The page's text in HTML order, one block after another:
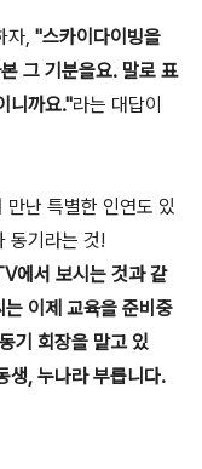
자, "스카이다이빙을
그 기분을요. 말로 표
니까요."라는 대답이
만난 특별한 인연도 있
동기라는 것!
에서 보시는 것과 같
이제 교육을 준비중
기 회장을 맡고 있
생, 누나라 부릅니다.